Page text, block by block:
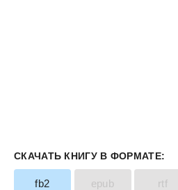
СКАЧАТЬ КНИГУ В ФОРМАТЕ:
fb2 epub rtf